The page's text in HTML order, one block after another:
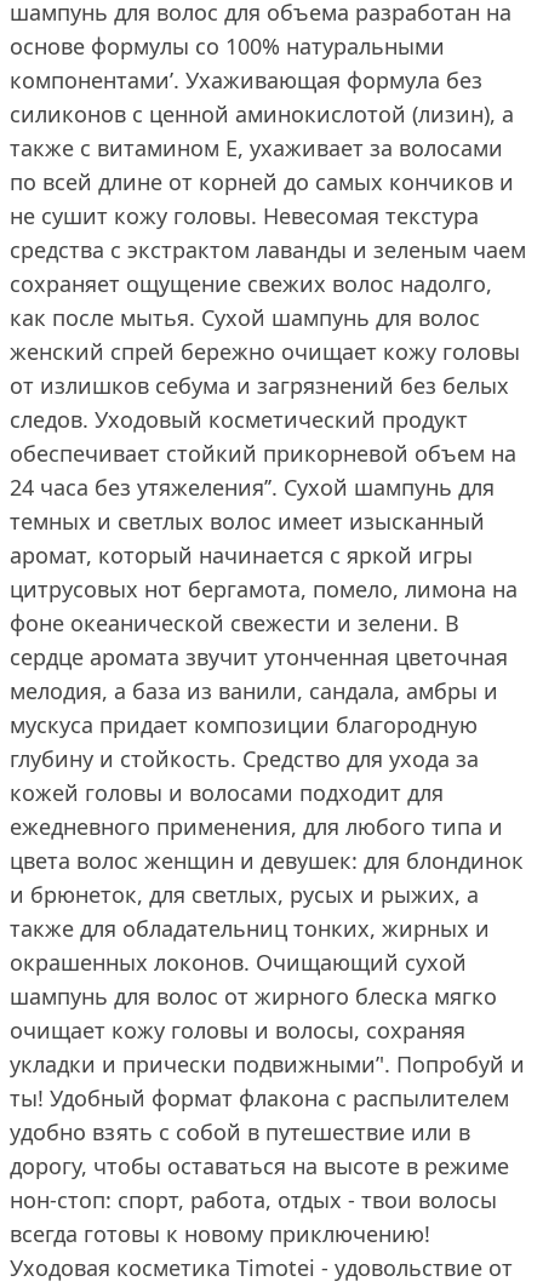
шампунь для волос для объема разработан на
основе формулы со 100% натуральными
компонентами’. Ухаживающая формула без
силиконов с ценной аминокислотой (лизин), а
также с витамином Е, ухаживает за волосами
по всей длине от корней до самых кончиков и
не сушит кожу головы. Невесомая текстура
средства с экстрактом лаванды и зеленым чаем
сохраняет ощущение свежих волос надолго,
как после мытья. Сухой шампунь для волос
женский спрей бережно очищает кожу головы
от излишков себума и загрязнений без белых
следов. Уходовый косметический продукт
обеспечивает стойкий прикорневой объем на
24 часа без утяжеления’’. Сухой шампунь для
темных и светлых волос имеет изысканный
аромат, который начинается с яркой игры
цитрусовых нот бергамота, помело, лимона на
фоне океанической свежести и зелени. В
сердце аромата звучит утонченная цветочная
мелодия, а база из ванили, сандала, амбры и
мускуса придает композиции благородную
глубину и стойкость. Средство для ухода за
кожей головы и волосами подходит для
ежедневного применения, для любого типа и
цвета волос женщин и девушек: для блондинок
и брюнеток, для светлых, русых и рыжих, а
также для обладательниц тонких, жирных и
окрашенных локонов. Очищающий сухой
шампунь для волос от жирного блеска мягко
очищает кожу головы и волосы, сохраняя
укладки и прически подвижными’'. Попробуй и
ты! Удобный формат флакона с распылителем
удобно взять с собой в путешествие или в
дорогу, чтобы оставаться на высоте в режиме
нон‑стоп: спорт, работа, отдых - твои волосы
всегда готовы к новому приключению!
Уходовая косметика Timotei - удовольствие от